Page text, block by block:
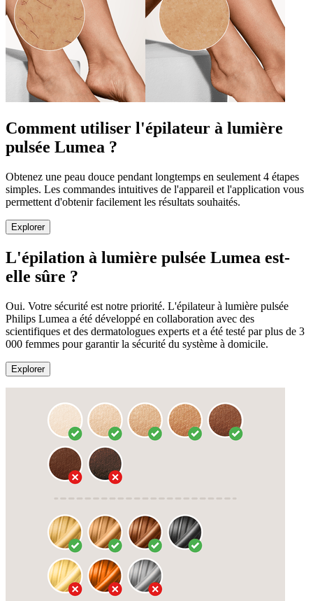
Comment utiliser l'épilateur à lumière
pulsée Lumea ?
Obtenez une peau douce pendant longtemps en seulement 4 étapes
simples. Les commandes intuitives de l'appareil et l'application vous
permettent d'obtenir facilement les résultats souhaités.
Explorer
L'épilation à lumière pulsée Lumea est-
elle sûre ?
Oui. Votre sécurité est notre priorité. L'épilateur à lumière pulsée
Philips Lumea a été développé en collaboration avec des
scientifiques et des dermatologues experts et a été testé par plus de 3
000 femmes pour garantir la sécurité du système à domicile.
Explorer